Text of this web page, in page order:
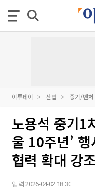
이투데이 산업 중기/벤처
노용석 중기1
울 10주년’
협력 확대 강조
입력 2026-04-02 18:30